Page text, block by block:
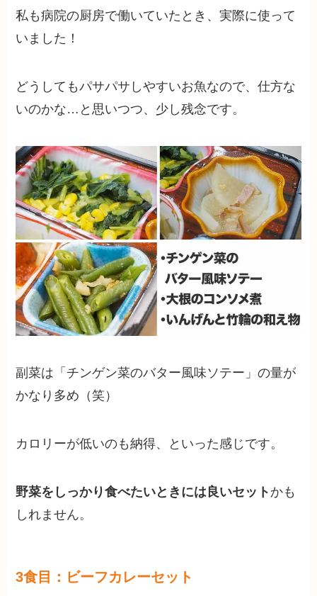
私も病院の厨房で働いていたとき、実際に使って
いました！
どうしてもパサパサしやすいお魚なので、仕方な
いのかな…と思いつつ、少し残念です。
副菜は「チンゲン菜のバター風味ソテー」の量が
かなり多め（笑）
カロリーが低いのも納得、といった感じです。
野菜をしっかり食べたいときには良いセット かも
しれません。
3食目：ビーフカレーセット